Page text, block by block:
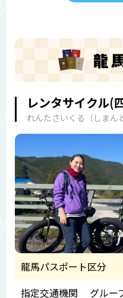
レンタサイクル(
れんたさいくる（しまん
龍馬パスポート区分
指定交通機関 グルー